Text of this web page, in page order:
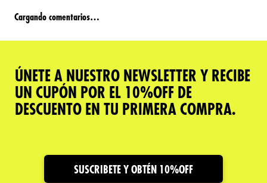
Cargando comentarios…
ÚNETE A NUESTRO NEWSLETTER Y RECIBE
UN CUPÓN POR EL 10%OFF DE
DESCUENTO EN TU PRIMERA COMPRA.
SUSCRIBETE Y OBTÉN 10%OFF